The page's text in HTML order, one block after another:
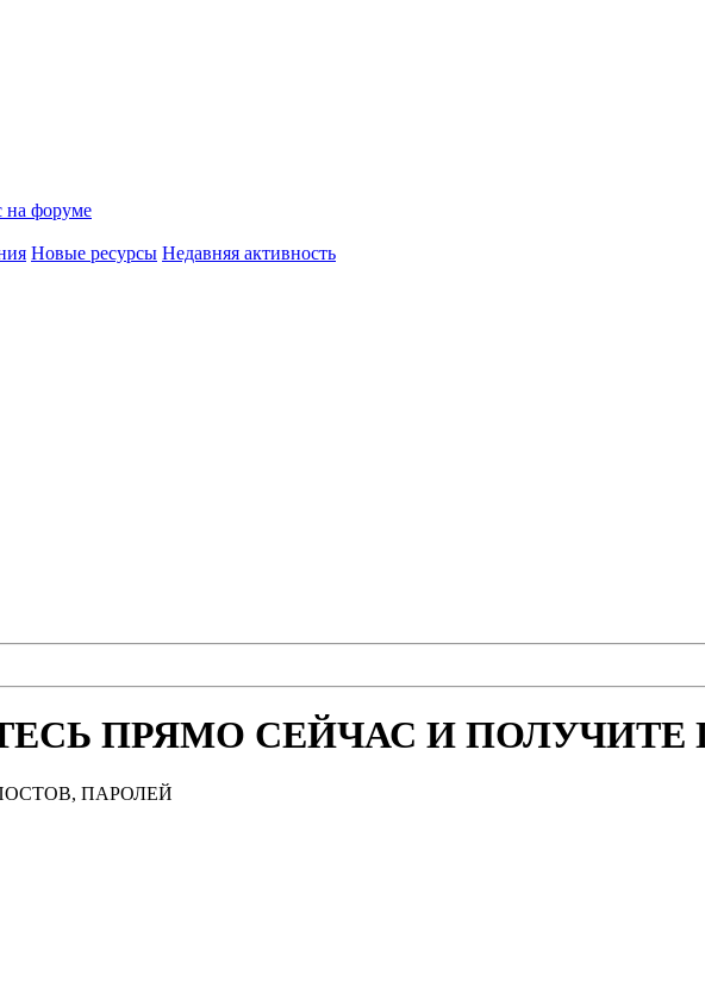
на форуме
Новые ресурсы Недавняя активность
ПРЯМО СЕЙЧАС И ПОЛУЧИТЕ
ПАРОЛЕЙ